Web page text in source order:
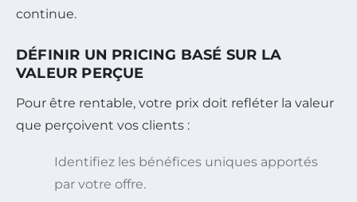
continue.
DÉFINIR UN PRICING BASÉ SUR LA
VALEUR PERÇUE
Pour être rentable, votre prix doit refléter la valeur
que perçoivent vos clients :
Identifiez les bénéfices uniques apportés
par votre offre.